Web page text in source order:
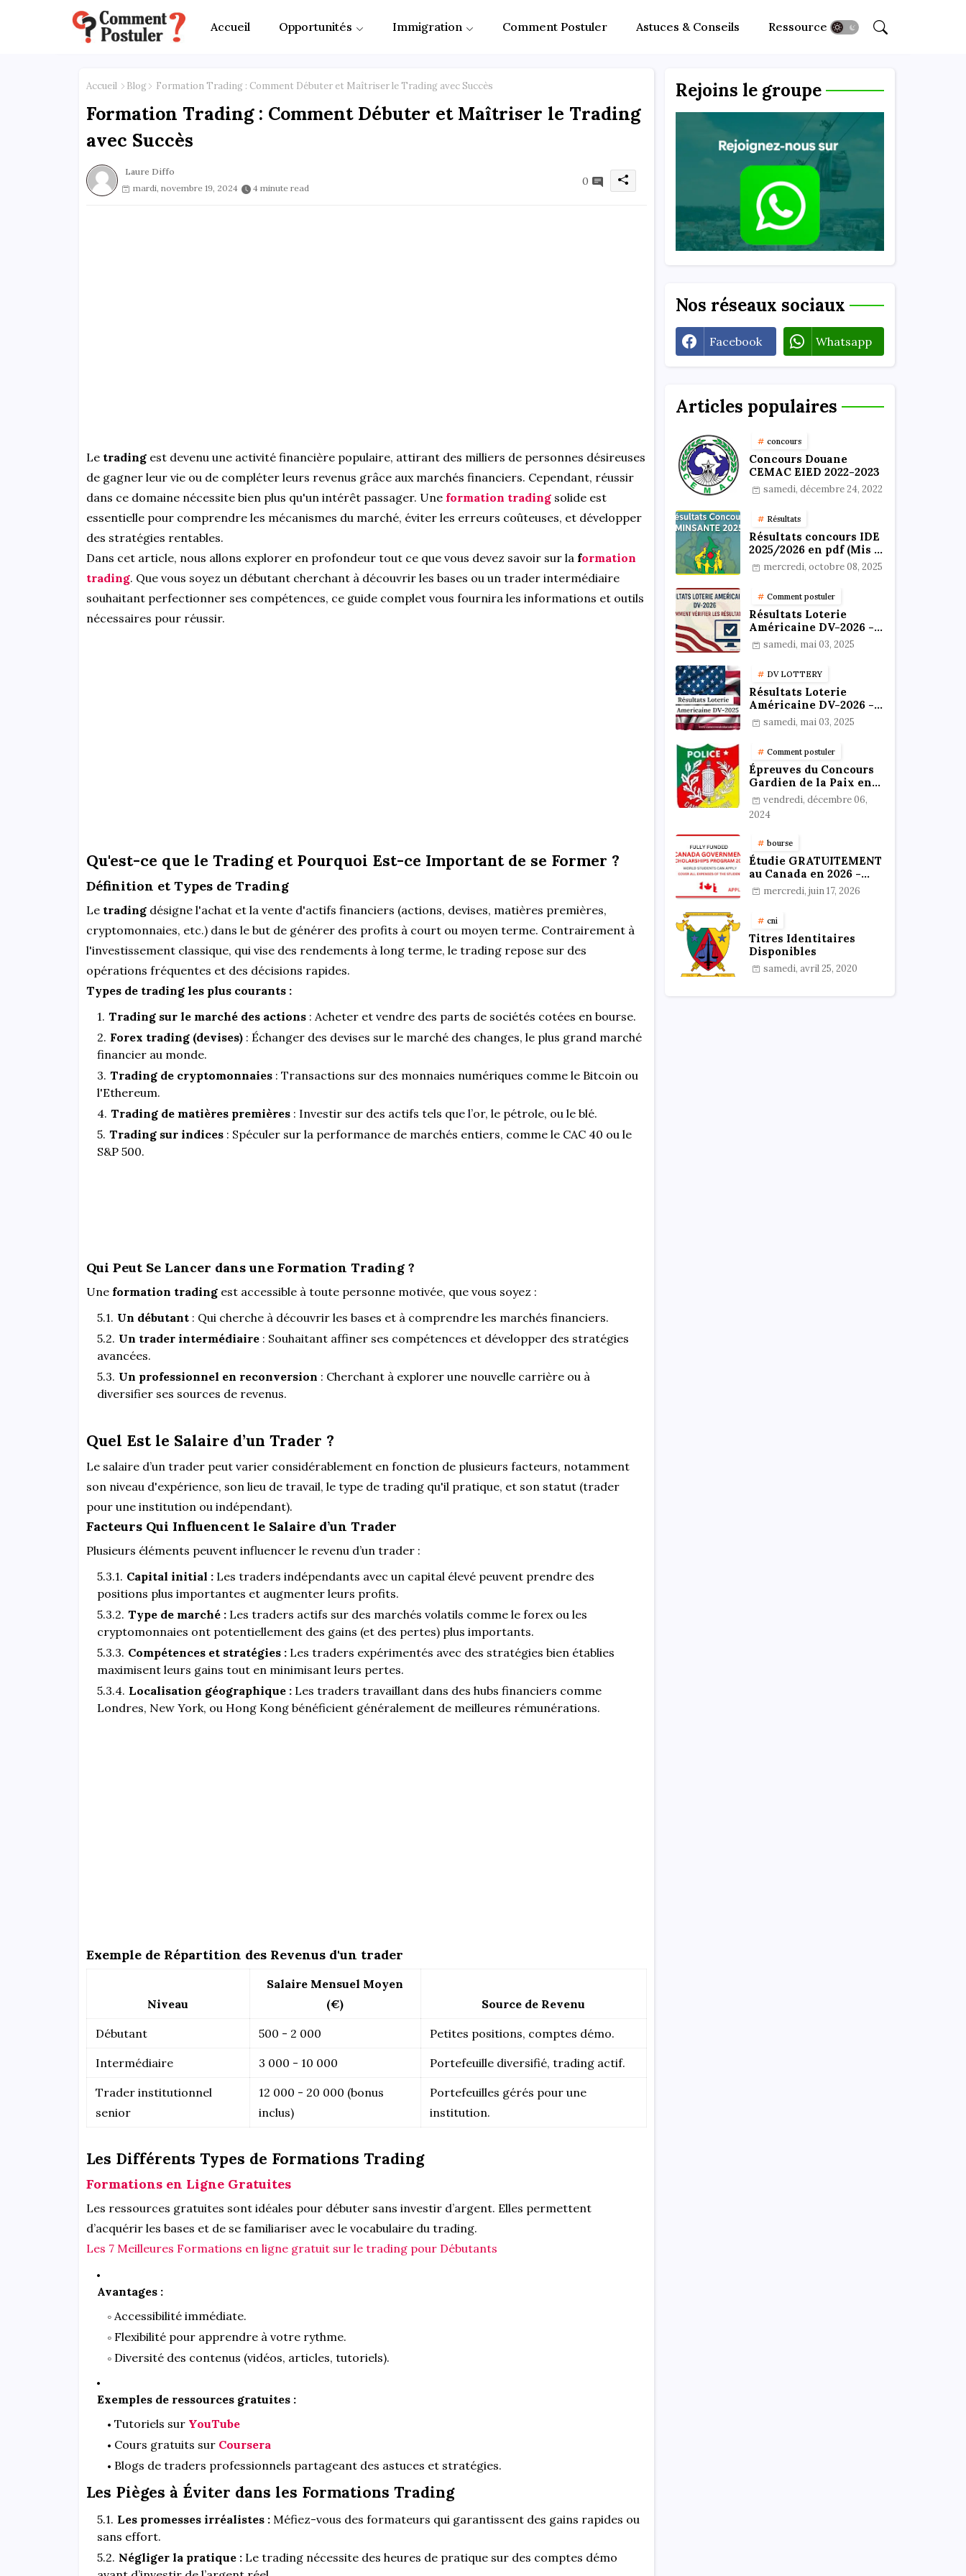
Accueil Opportunités Immigration Comment Postuler Astuces & Conseils Ressources
Accueil Blog Formation Trading : Comment Débuter et Maîtriser le Trading avec Succès
Formation Trading : Comment Débuter et Maîtriser le Trading
avec Succès
Laure Diffo
mardi, novembre 19, 2024
4 minute read
0
Le tradingest devenu une activité financière populaire, attirant des milliers de personnes désireuses
de gagner leur vie ou de compléter leurs revenus grâce aux marchés financiers. Cependant, réussir
dans ce domaine nécessite bien plus qu'un intérêt passager. Une formation tradingsolide est
essentielle pour comprendre les mécanismes du marché, éviter les erreurs coûteuses, et développer
des stratégies rentables.
Dans cet article, nous allons explorer en profondeur tout ce que vous devez savoir sur la formation
trading. Que vous soyez un débutant cherchant à découvrir les bases ou un trader intermédiaire
souhaitant perfectionner ses compétences, ce guide complet vous fournira les informations et outils
nécessaires pour réussir.
Qu'est-ce que le Trading et Pourquoi Est-ce Important de se Former ?
Définition et Types de Trading
Le tradingdésigne l'achat et la vente d'actifs financiers (actions, devises, matières premières,
cryptomonnaies, etc.) dans le but de générer des profits à court ou moyen terme. Contrairement à
l'investissement classique, qui vise des rendements à long terme, le trading repose sur des
opérations fréquentes et des décisions rapides.
Types de trading les plus courants :
Trading sur le marché des actions: Acheter et vendre des parts de sociétés cotées en bourse.
Forex trading (devises): Échanger des devises sur le marché des changes, le plus grand marché
financier au monde.
Trading de cryptomonnaies: Transactions sur des monnaies numériques comme le Bitcoin ou
l'Ethereum.
Trading de matières premières: Investir sur des actifs tels que l’or, le pétrole, ou le blé.
Trading sur indices: Spéculer sur la performance de marchés entiers, comme le CAC 40 ou le
S&P 500.
Qui Peut Se Lancer dans une Formation Trading ?
Une formation tradingest accessible à toute personne motivée, que vous soyez :
Un débutant: Qui cherche à découvrir les bases et à comprendre les marchés financiers.
Un trader intermédiaire: Souhaitant affiner ses compétences et développer des stratégies
avancées.
Un professionnel en reconversion : Cherchant à explorer une nouvelle carrière ou à
diversifier ses sources de revenus.
Quel Est le Salaire d’un Trader ?
Le salaire d’un trader peut varier considérablement en fonction de plusieurs facteurs, notamment
son niveau d'expérience, son lieu de travail, le type de trading qu'il pratique, et son statut (trader
pour une institution ou indépendant).
Facteurs Qui Influencent le Salaire d’un Trader
Plusieurs éléments peuvent influencer le revenu d’un trader :
Capital initial :Les traders indépendants avec un capital élevé peuvent prendre des
positions plus importantes et augmenter leurs profits.
Type de marché :Les traders actifs sur des marchés volatils comme le forex ou les
cryptomonnaies ont potentiellement des gains (et des pertes) plus importants.
Compétences et stratégies :Les traders expérimentés avec des stratégies bien établies
maximisent leurs gains tout en minimisant leurs pertes.
Localisation géographique :Les traders travaillant dans des hubs financiers comme
Londres, New York, ou Hong Kong bénéficient généralement de meilleures rémunérations.
Exemple de Répartition des Revenus d'un trader
Niveau
Salaire Mensuel Moyen
(€)
Source de Revenu
Débutant 500 - 2 000 Petites positions, comptes démo.
Intermédiaire 3 000 - 10 000 Portefeuille diversifié, trading actif.
Trader institutionnel
senior
12 000 - 20 000 (bonus
inclus)
Portefeuilles gérés pour une
institution.
Les Différents Types de Formations Trading
Formations en Ligne Gratuites
Les ressources gratuites sont idéales pour débuter sans investir d’argent. Elles permettent
d’acquérir les bases et de se familiariser avec le vocabulaire du trading.
Les 7 Meilleures Formations en ligne gratuit sur le trading pour Débutants
Avantages :
Accessibilité immédiate.
Flexibilité pour apprendre à votre rythme.
Diversité des contenus (vidéos, articles, tutoriels).
Exemples de ressources gratuites :
Tutoriels sur YouTube
Cours gratuits sur Coursera
Blogs de traders professionnels partageant des astuces et stratégies.
Les Pièges à Éviter dans les Formations Trading
Les promesses irréalistes :Méfiez-vous des formateurs qui garantissent des gains rapides ou
sans effort.
Négliger la pratique :Le trading nécessite des heures de pratique sur des comptes démo
Rejoins le groupe
Nos réseaux sociaux
Facebook Whatsapp
Articles populaires
concours
Concours Douane
CEMAC EIED 2022-2023
samedi, décembre 24, 2022
Résultats
Résultats concours IDE
2025/2026 en pdf (Mis à
jour)mercredi, octobre 08, 2025
Comment postuler
Résultats Loterie
Américaine DV-2026 -
Comment vérifier les
résultats
samedi, mai 03, 2025
DV LOTTERY
Résultats Loterie
Américaine DV-2026 -
Vérifiez votre statut en
ligne !
samedi, mai 03, 2025
Comment postuler
Épreuves du Concours
Gardien de la Paix en
Format PDF au
Cameroun : Stratégies,
Préparation et Astuces
vendredi, décembre 06,
2024
bourse
Étudie GRATUITEMENT
au Canada en 2026 -
Bourses 100%
Financées
mercredi, juin 17, 2026
cni
Titres Identitaires
Disponibles
samedi, avril 25, 2020